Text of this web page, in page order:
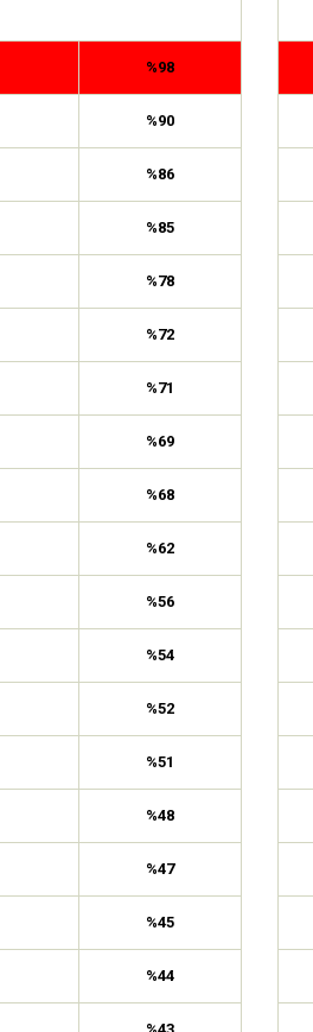
%98
%90
%86
%85
%78
%72
%71
%69
%68
%62
%56
%54
%52
%51
%48
%47
%45
%44